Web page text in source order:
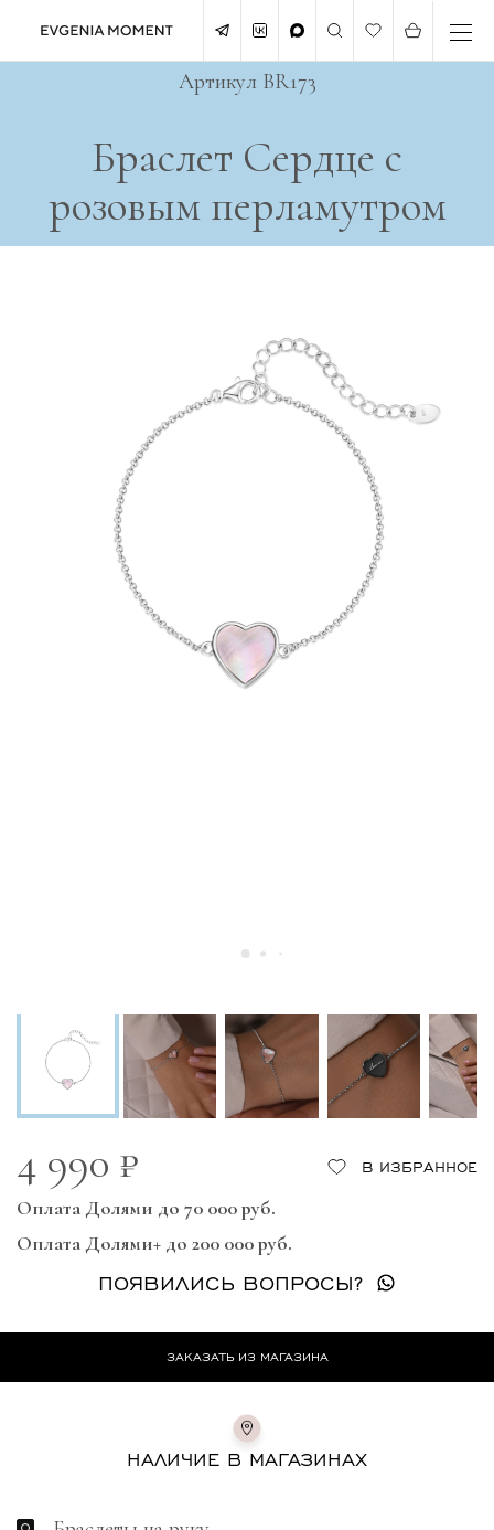
Браслет Сердце с
розовым перламутром
Артикул BR173
4 990 ₽ В ИЗБРАННОЕ
Оплата Долями до 70 000 руб.
Оплата Долями+ до 200 000 руб.
ПОЯВИЛИСЬ ВОПРОСЫ?
ЗАКАЗАТЬ ИЗ МАГАЗИНА
НАЛИЧИЕ В МАГАЗИНАХ